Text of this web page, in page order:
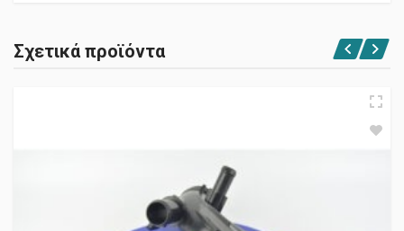
Σχετικά προϊόντα